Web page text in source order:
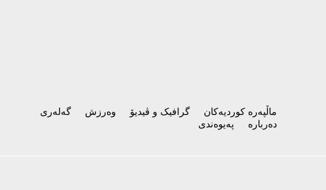
ماڵپەرە کوردیەکان گرافیک و ڤیدیۆ وەرزش
گەلەری
دەربارە
پەیوەندی